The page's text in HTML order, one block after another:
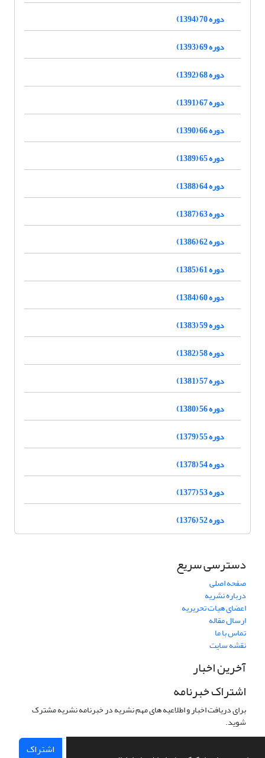
دوره 70 (1394)
دوره 69 (1393)
دوره 68 (1392)
دوره 67 (1391)
دوره 66 (1390)
دوره 65 (1389)
دوره 64 (1388)
دوره 63 (1387)
دوره 62 (1386)
دوره 61 (1385)
دوره 60 (1384)
دوره 59 (1383)
دوره 58 (1382)
دوره 57 (1381)
دوره 56 (1380)
دوره 55 (1379)
دوره 54 (1378)
دوره 53 (1377)
دوره 52 (1376)
دسترسی سریع
صفحه اصلی
درباره نشریه
اعضای هیات تحریریه
ارسال مقاله
تماس با ما
نقشه سایت
آخرین اخبار
اشتراک خبرنامه
برای دریافت اخبار و اطلاعیه های مهم نشریه در خبرنامه نشریه مشترک
شوید.
اشتراک